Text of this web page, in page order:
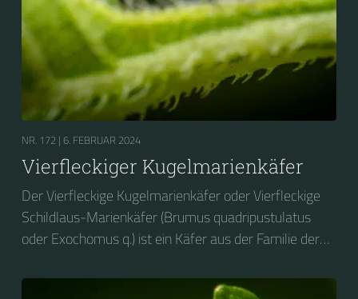
NR. 172 | 6. FEBRUAR 2024
Vierfleckiger Kugelmarienkäfer
Der Vierfleckige Kugelmarienkäfer oder Vierfleckige
Schildlaus-Marienkäfer (Brumus quadripustulatus
oder Exochomus q.) ist ein Käfer aus der Familie der